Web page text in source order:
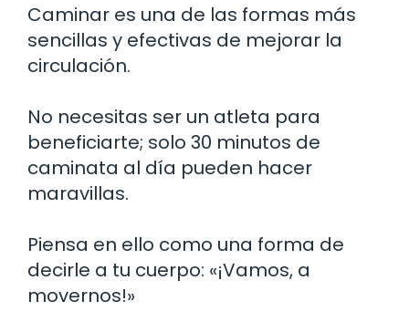
Caminar es una de las formas más
sencillas y efectivas de mejorar la
circulación.
No necesitas ser un atleta para
beneficiarte; solo 30 minutos de
caminata al día pueden hacer
maravillas.
Piensa en ello como una forma de
decirle a tu cuerpo: «¡Vamos, a
movernos!»